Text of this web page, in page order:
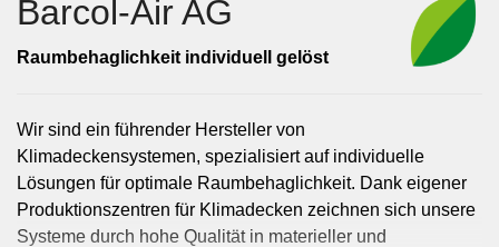
Barcol-Air AG
Raumbehaglichkeit individuell gelöst
Wir sind ein führender Hersteller von
Klimadeckensystemen, spezialisiert auf individuelle
Lösungen für optimale Raumbehaglichkeit. Dank eigener
Produktionszentren für Klimadecken zeichnen sich unsere
Systeme durch hohe Qualität in materieller und